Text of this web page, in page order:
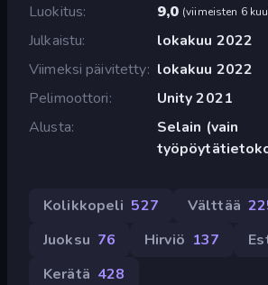
Luokitus
9,0 (viimeisten 6
Julkaistu
lokakuu 2022
Viimeksi päivitetty lokakuu 2022
Pelimoottori
Unity 2021
Alusta
Selain (vain
Kolikkopeli 527 Välttää
Juoksu 76 Hirviö 137
Kerätä 428